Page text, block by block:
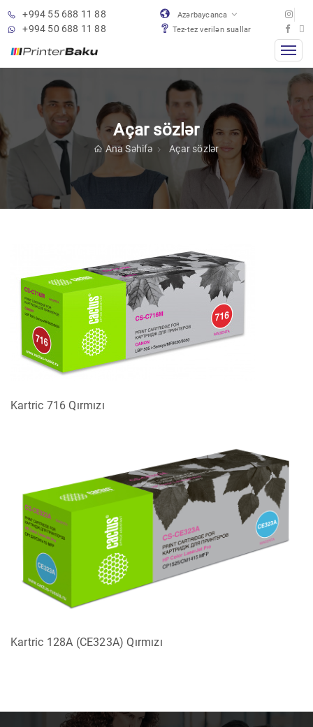
+994 55 688 11 88
+994 50 688 11 88
Azərbaycanca
Tez-tez verilən suallar
Açar sözlər
Ana Səhifə Açar sözlər
Kartric 716 Qırmızı
Kartric 128A (CE323A) Qırmızı